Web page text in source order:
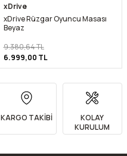
xDrive
xDrive Rüzgar Oyuncu Masası
Beyaz
9.380,64TL
6.999,00 TL
KARGO TAKİBİ
KOLAY
KURULUM